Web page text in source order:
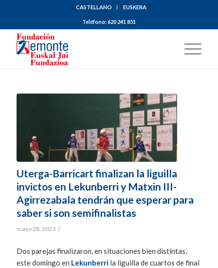
CASTELLANO EUSKERA
Teléfono:620 241 851
Uterga-Barricart finalizan la liguilla
invictos en Lekunberri y Matxin III-
Agirrezabala tendrán que esperar para
saber si son semifinalistas
mayo 28, 2023 /
Dos parejas finalizaron, en situaciones bien distintas,
este domingo en Lekunberri la liguilla de cuartos de final